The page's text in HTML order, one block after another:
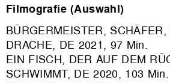
Filmografie (Auswahl)
BÜRGERMEISTER, SCHÄFER,
DRACHE, DE 2021, 97 Min.
EIN FISCH, DER AUF DEM
SCHWIMMT, DE 2020, 103